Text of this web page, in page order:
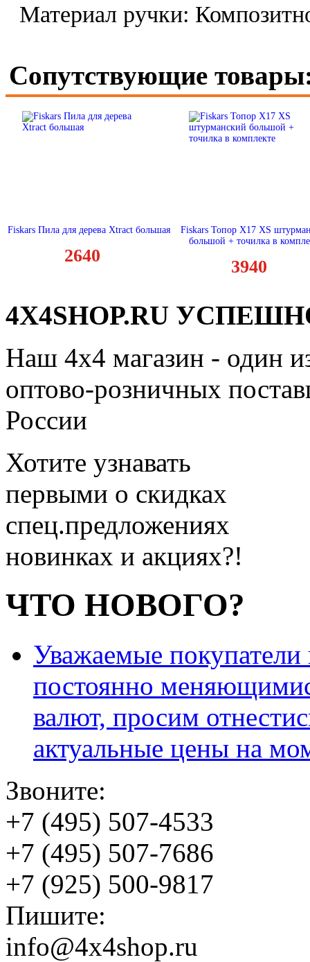
Материал ручки:
Сопутствующие
Fiskars Пила для дерева Xtract большая
2640
Fiskars Топор X17 XS
большой + точилка в
3940
4X4SHOP.RU
Наш 4x4 магазин - один
оптово-розничных
России
Хотите узнавать
первыми о скидках
спец.предложениях
новинках и акциях?!
ЧТО НОВОГО?
Уважаемые
постоянно
валют, просим
актуальные цены на
Звоните:
+7 (495) 507-4533
+7 (495) 507-7686
+7 (925) 500-9817
Пишите:
info@4x4shop.ru